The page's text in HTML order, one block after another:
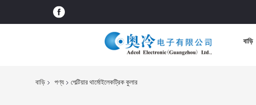
বাড়ি
বাড়ি পণ্য পেল্টিয়ার থার্মোইলেকট্রিক কুলার